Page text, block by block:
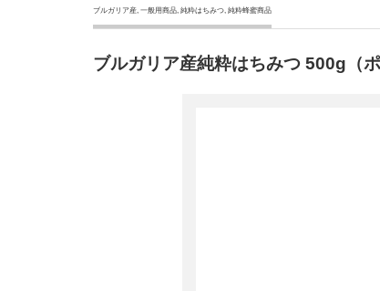
ブルガリア産, 一般用商品, 純粋はちみつ, 純粋蜂蜜商品
ブルガリア産純粋はちみつ 500g（ポ